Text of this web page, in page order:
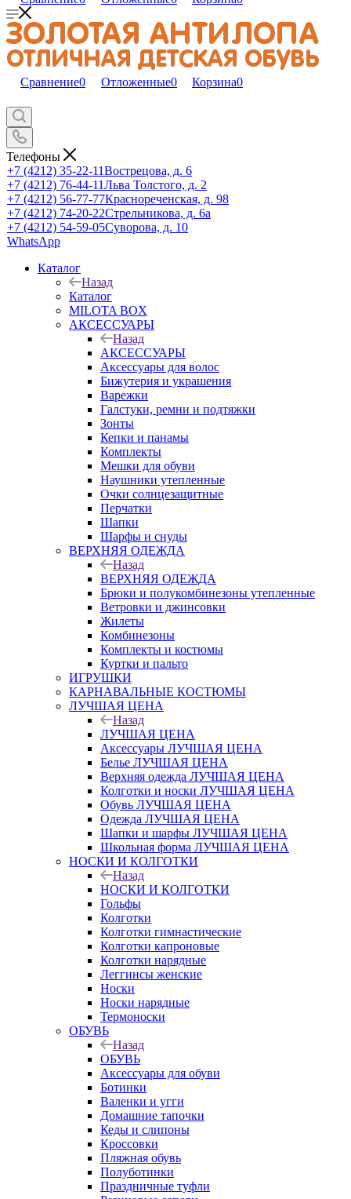
Сравнение0 Отложенные0 Корзина0
Телефоны
+7 (4212) 35-22-11Вострецова, д. 6
+7 (4212) 76-44-11Льва Толстого, д. 2
+7 (4212) 56-77-77Краснореченская, д. 98
+7 (4212) 74-20-22Стрельникова, д. 6а
+7 (4212) 54-59-05Суворова, д. 10
WhatsApp
Каталог
Назад
Каталог
MILOTA BOX
АКСЕССУАРЫ
Назад
АКСЕССУАРЫ
Аксессуары для волос
Бижутерия и украшения
Варежки
Галстуки, ремни и подтяжки
Зонты
Кепки и панамы
Комплекты
Мешки для обуви
Наушники утепленные
Очки солнцезащитные
Перчатки
Шапки
Шарфы и снуды
ВЕРХНЯЯ ОДЕЖДА
Назад
ВЕРХНЯЯ ОДЕЖДА
Брюки и полукомбинезоны утепленные
Ветровки и джинсовки
Жилеты
Комбинезоны
Комплекты и костюмы
Куртки и пальто
ИГРУШКИ
КАРНАВАЛЬНЫЕ КОСТЮМЫ
ЛУЧШАЯ ЦЕНА
Назад
ЛУЧШАЯ ЦЕНА
Аксессуары ЛУЧШАЯ ЦЕНА
Белье ЛУЧШАЯ ЦЕНА
Верхняя одежда ЛУЧШАЯ ЦЕНА
Колготки и носки ЛУЧШАЯ ЦЕНА
Обувь ЛУЧШАЯ ЦЕНА
Одежда ЛУЧШАЯ ЦЕНА
Шапки и шарфы ЛУЧШАЯ ЦЕНА
Школьная форма ЛУЧШАЯ ЦЕНА
НОСКИ И КОЛГОТКИ
Назад
НОСКИ И КОЛГОТКИ
Гольфы
Колготки
Колготки гимнастические
Колготки капроновые
Колготки нарядные
Леггинсы женские
Носки
Носки нарядные
Термоноски
ОБУВЬ
Назад
ОБУВЬ
Аксессуары для обуви
Ботинки
Валенки и угги
Домашние тапочки
Кеды и слипоны
Кроссовки
Пляжная обувь
Полуботинки
Праздничные туфли